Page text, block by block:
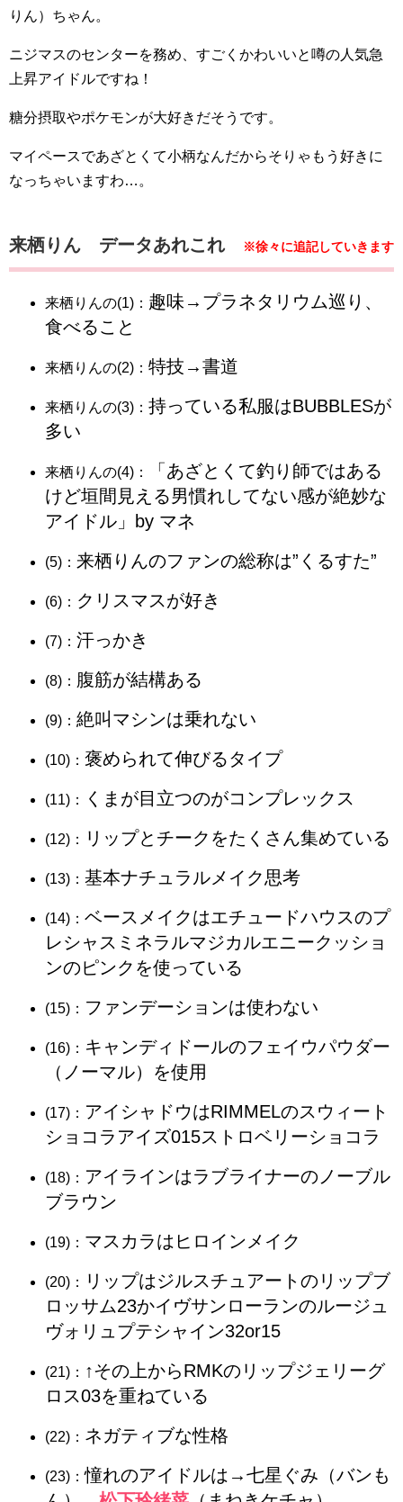
りん）ちゃん。
ニジマスのセンターを務め、すごくかわいいと噂の人気急
上昇アイドルですね！
糖分摂取やポケモンが大好きだそうです。
マイペースであざとくて小柄なんだからそりゃもう好きに
なっちゃいますわ…。
​​​来栖りん データあれこれ ※徐々に追記していきます
​​​来栖りんの(1)： 趣味→プラネタリウム巡り、
食べること
​​​来栖りんの(2)： 特技→書道
​​​来栖りんの(3)： 持っている私服はBUBBLESが
多い
​​​来栖りんの(4)：
「あざとくて釣り師ではある
けど垣間見える男慣れしてない感が絶妙な
アイドル」by マネ
(5)： 来栖りんのファンの総称は”くるすた”
(6)： クリスマスが好き
(7)： 汗っかき
(8)： 腹筋が結構ある
(9)： 絶叫マシンは乗れない
(10)： 褒められて伸びるタイプ
(11)： くまが目立つのがコンプレックス
(12)： リップとチークをたくさん集めている
(13)： 基本ナチュラルメイク思考
(14)： ベースメイクはエチュードハウスのプ
レシャスミネラルマジカルエニークッショ
ンのピンクを使っている
(15)： ファンデーションは使わない
(16)： キャンディドールのフェイウパウダー
（ノーマル）を使用
(17)： アイシャドウはRIMMELのスウィート
ショコラアイズ015ストロベリーショコラ
(18)： アイラインはラブライナーのノーブル
ブラウン
(19)： マスカラはヒロインメイク
(20)：
リップはジルスチュアートのリップブ
ロッサム23かイヴサンローランのルージュ
ヴォリュプテシャイン32or15
(21)： ↑その上からRMKのリップジェリーグ
ロス03を重ねている
(22)： ネガティブな性格
(23)：憧れのアイドルは→七星ぐみ（バンも